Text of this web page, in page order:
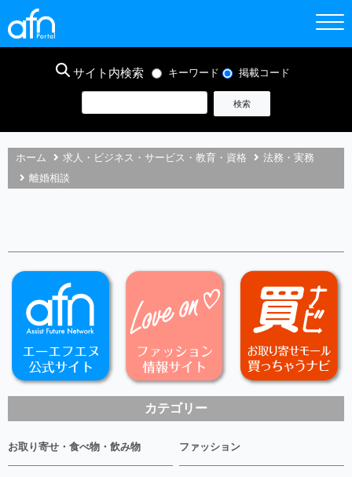
サイト内検索 キーワード 掲載コード
カテゴリー
お取り寄せ・食べ物・飲み物 ファッション
ホーム 求人・ビジネス・サービス・教育・資格
法務・実務
離婚相談